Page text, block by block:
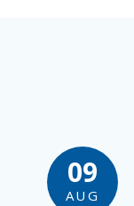
09
AUG